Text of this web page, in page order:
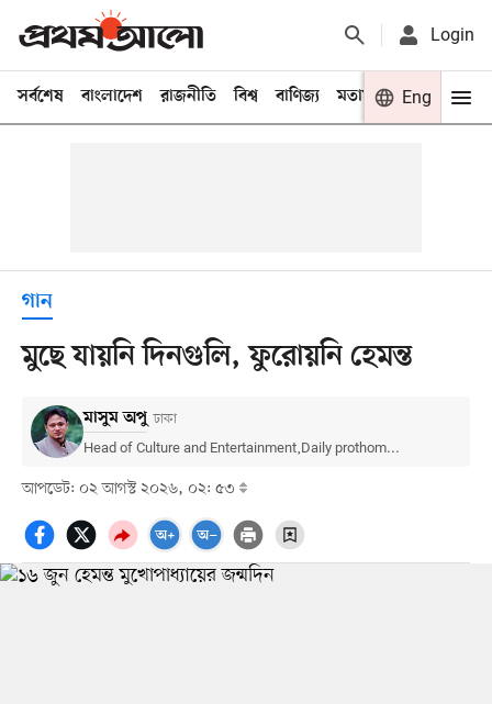
Login
সর্বশেষ বাংলাদেশ রাজনীতি বিশ্ব বাণিজ্য মতামত খেলা
Eng
গান
মুছে যায়নি দিনগুলি, ফুরোয়নি হেমন্ত
মাসুম অপু ঢাকা
Head of Culture and Entertainment,Daily prothom...
আপডেট: ০২ আগস্ট ২০২৬, ০২: ৫৩